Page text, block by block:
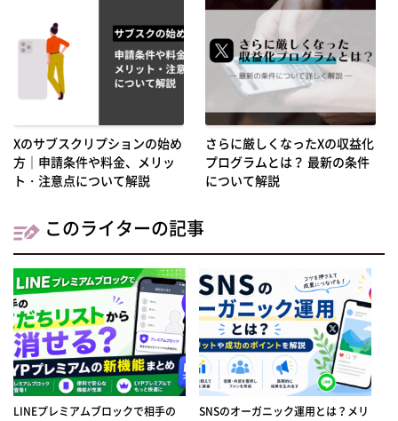
Xのサブスクリプションの始め
方｜申請条件や料金、メリッ
ト・注意点について解説
さらに厳しくなったXの収益化
プログラムとは？ 最新の条件
について解説
このライターの記事
LINEプレミアムブロックで相手の
SNSのオーガニック運用とは？メリ